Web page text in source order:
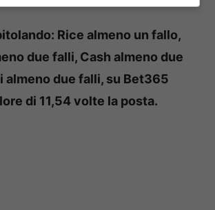
Rice almeno un fallo,
due falli, Cash almeno due
almeno due falli, su Bet365
di 11,54 volte la posta.